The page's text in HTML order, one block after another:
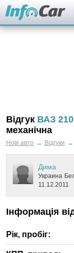
Відгук ВАЗ
механічна
Нові авто → Відгуки →
Дима
Украина
11.12.2011
Інформація
Рік, пробіг: